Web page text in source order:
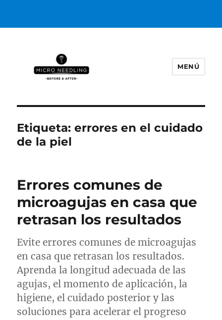
MENÚ
Etiqueta:errores en el cuidado
de la piel
Errores comunes de
microagujas en casa que
retrasan los resultados
Evite errores comunes de microagujas
en casa que retrasan los resultados.
Aprenda la longitud adecuada de las
agujas, el momento de aplicación, la
higiene, el cuidado posterior y las
soluciones para acelerar el progreso